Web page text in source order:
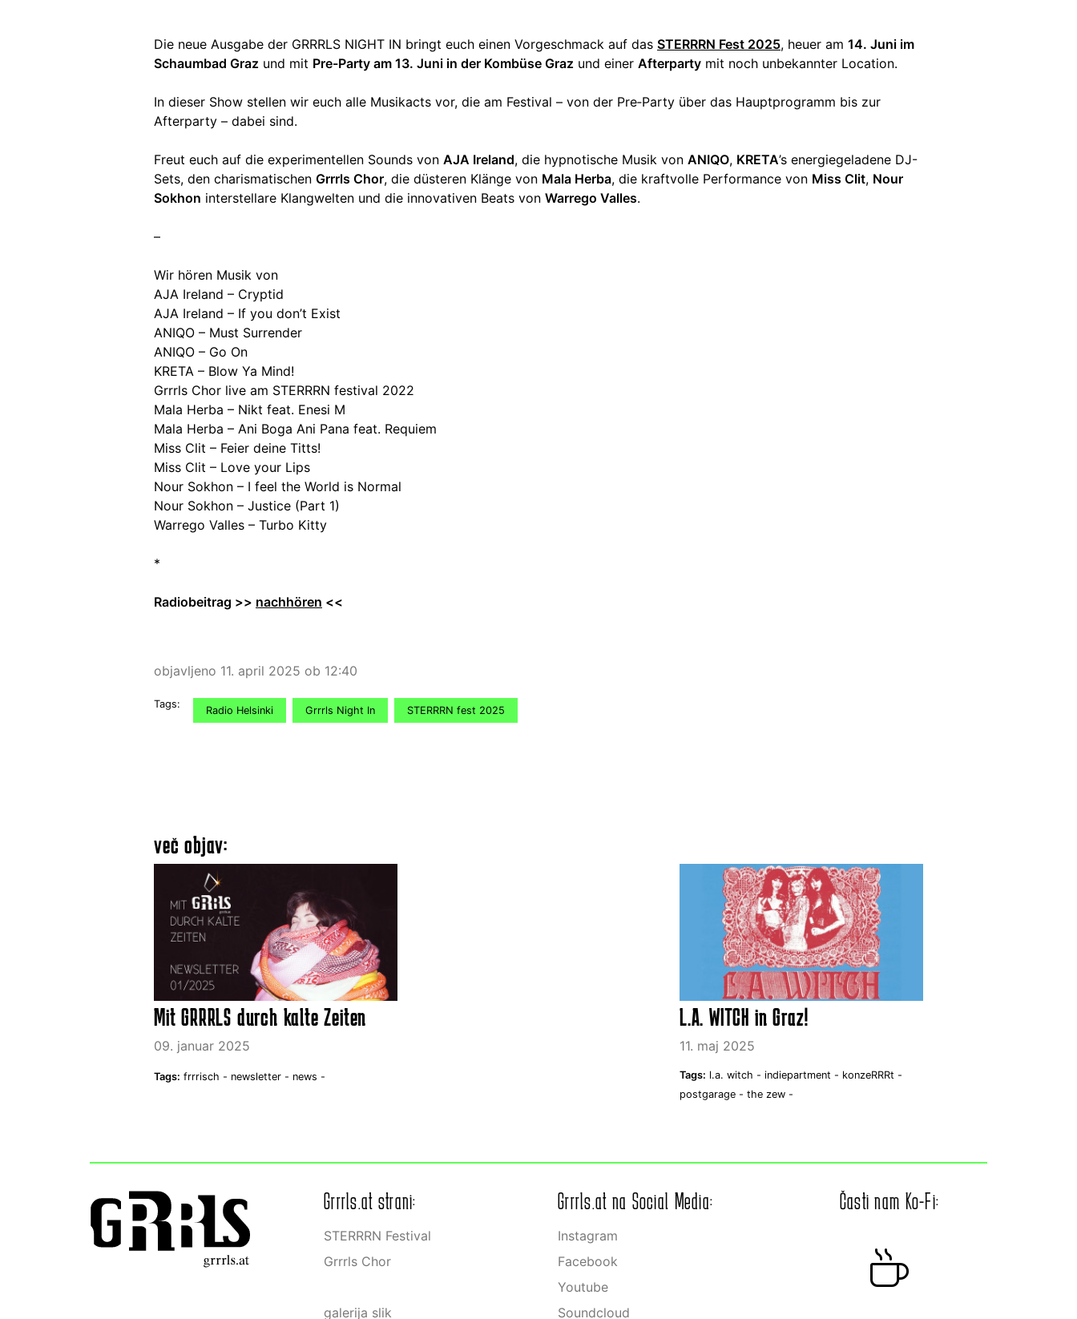
Die neue Ausgabe der GRRRLS NIGHT IN bringt euch einen Vorgeschmack auf das STERRRN Fest 2025, heuer am 14. Juni im
Schaumbad Graz und mit Pre-Party am 13. Juni in der Kombüse Graz und einer Afterparty mit noch unbekannter Location.
In dieser Show stellen wir euch alle Musikacts vor, die am Festival – von der Pre‑Party über das Hauptprogramm bis zur
Afterparty – dabei sind.
Freut euch auf die experimentellen Sounds von AJA Ireland, die hypnotische Musik von ANIQO, KRETA’s energiegeladene DJ-
Sets, den charismatischen Grrrls Chor, die düsteren Klänge von Mala Herba, die kraftvolle Performance von Miss Clit, Nour
Sokhon interstellare Klangwelten und die innovativen Beats von Warrego Valles.
–
Wir hören Musik von
AJA Ireland – Cryptid
AJA Ireland – If you don’t Exist
ANIQO – Must Surrender
ANIQO – Go On
KRETA – Blow Ya Mind!
Grrrls Chor live am STERRRN festival 2022
Mala Herba – Nikt feat. Enesi M
Mala Herba – Ani Boga Ani Pana feat. Requiem
Miss Clit – Feier deine Titts!
Miss Clit – Love your Lips
Nour Sokhon – I feel the World is Normal
Nour Sokhon – Justice (Part 1)
Warrego Valles – Turbo Kitty
*
Radiobeitrag >> nachhören <<
objavljeno 11. april 2025 ob 12:40
Tags:
Radio Helsinki Grrrls Night In STERRRN fest 2025
več objav:
Mit GRRRLS durch kalte Zeiten
09. januar 2025
Tags: frrrisch - newsletter - news -
L.A. WITCH in Graz!
11. maj 2025
Tags: l.a. witch - indiepartment - konzeRRRt -
postgarage - the zew -
Grrrls.at strani:
STERRRN Festival
Grrrls Chor
galerija slik
Grrrls.at na Social Media:
Instagram
Facebook
Youtube
Soundcloud
Časti nam Ko-Fi: